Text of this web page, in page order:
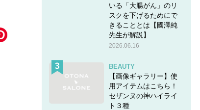
いる「大腸がん」のリ
スクを下げるためにで
きることとは【國澤純
先生が解説】
2026.06.16
BEAUTY
【画像ギャラリー】使
用アイテムはこちら！
セザンヌの神ハイライ
ト３種